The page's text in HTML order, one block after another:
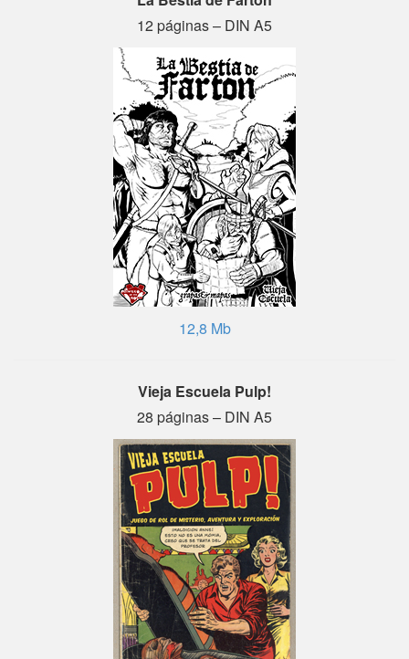
12 páginas – DIN A5
12,8 Mb
Vieja Escuela Pulp!
28 páginas – DIN A5